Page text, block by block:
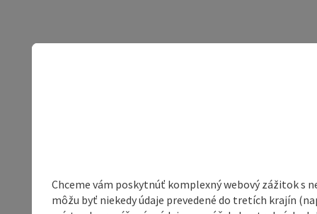
Chceme vám poskytnúť komplexný webový zážitok s
môžu byť niekedy údaje prevedené do tretích krajín